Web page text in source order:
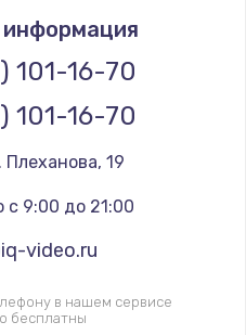
информация
101-16-70
101-16-70
Плеханова, 19
с 9:00 до 21:00
video.ru
в нашем сервисе
бесплатны